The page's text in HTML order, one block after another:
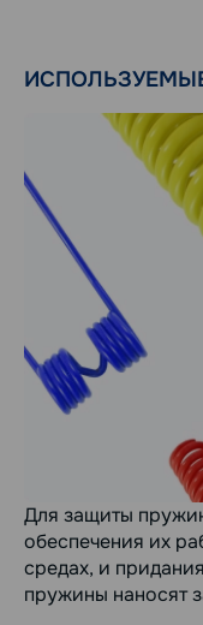
Для защиты
обеспечения их
средах, и
пружины наносят